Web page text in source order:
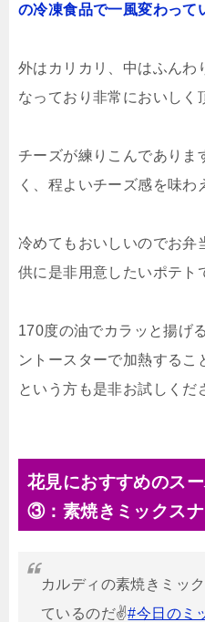
の冷凍食品で一風変わって
外はカリカリ、中はふんわ
なっており非常においしく
チーズが練りこんでありま
く、程よいチーズ感を味わ
冷めてもおいしいのでお弁
供に是非用意したいポテト
170度の油でカラッと揚げ
ントースターで加熱するこ
という方も是非お試しくだ
花見におすすめのス
③：素焼きミックス
カルディの素焼きミッ
ているのだ✌️#今日のミ